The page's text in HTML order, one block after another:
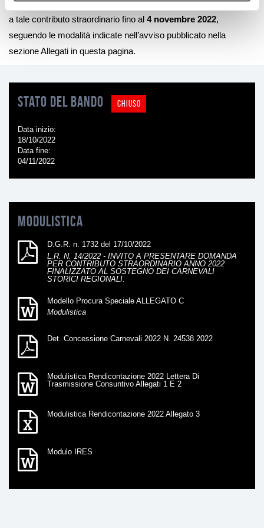
del2022: è possibile, infatti, presentare domanda per accedere
a tale contributo straordinario fino al 4 novembre 2022,
seguendo le modalità indicate nell’avviso pubblicato nella
sezione Allegati in questa pagina.
Stato del bando CHIUSO
Data inizio
18/10/2022
Data fine
04/11/2022
Modulistica
D.G.R. n. 1732 del 17/10/2022
L.R. N. 14/2022 - INVITO A PRESENTARE DOMANDA
PER CONTRIBUTO STRAORDINARIO ANNO 2022
FINALIZZATO AL SOSTEGNO DEI CARNEVALI
STORICI REGIONALI.
Modello Procura Speciale ALLEGATO C
Modulistica
Det. Concessione Carnevali 2022 N. 24538 2022
Modulistica Rendicontazione 2022 Lettera Di
Trasmissione Consuntivo Allegati 1 E 2
Modulistica Rendicontazione 2022 Allegato 3
Modulo IRES